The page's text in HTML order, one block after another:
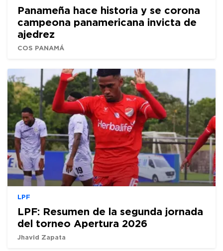
Panameña hace historia y se corona
campeona panamericana invicta de
ajedrez
COS PANAMÁ
LPF
LPF: Resumen de la segunda jornada
del torneo Apertura 2026
Jhavid Zapata